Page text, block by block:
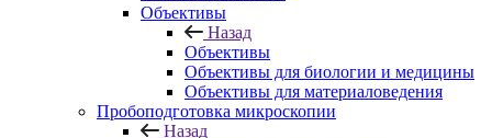
Объективы
Назад
Объективы
Объективы для биологии и медицины
Объективы для материаловедения
Пробоподготовка микроскопии
Назад